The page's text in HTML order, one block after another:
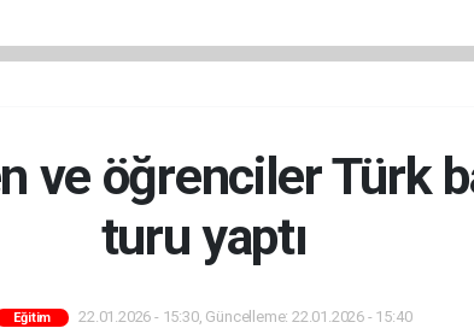
ve öğrenciler Türk
turu yaptı
Eğitim 22.01.2026 - 15:30, Güncelleme: 22.01.2026 - 15:40